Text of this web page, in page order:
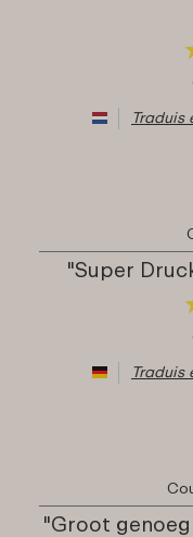
Traduis
"Super
Traduis
"Groot